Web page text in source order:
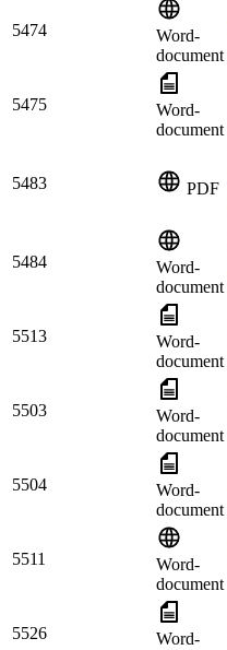
5474
Word-
document
5475
Word-
document
5483 PDF
5484
Word-
document
5513
Word-
document
5503
Word-
document
5504
Word-
document
5511
Word-
document
5526
Word-